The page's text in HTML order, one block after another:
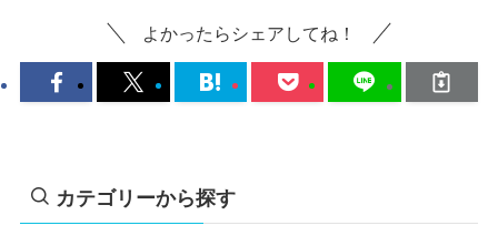
よかったらシェアしてね！
カテゴリーから探す